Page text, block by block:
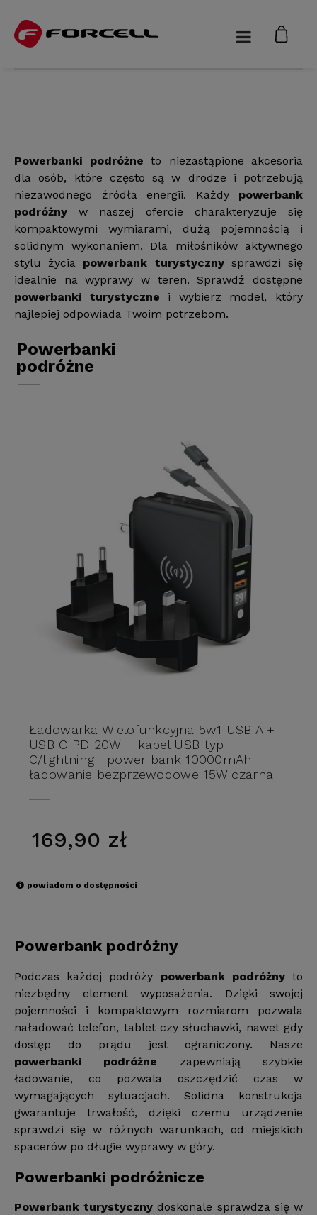
Powerbanki podróżne to niezastąpione akcesoria
dla osób, które często są w drodze i potrzebują
niezawodnego źródła energii. Każdy powerbank
podróżny w naszej ofercie charakteryzuje się
kompaktowymi wymiarami, dużą pojemnością i
solidnym wykonaniem. Dla miłośników aktywnego
stylu życia powerbank turystyczny sprawdzi się
idealnie na wyprawy w teren. Sprawdź dostępne
powerbanki turystyczne i wybierz model, który
najlepiej odpowiada Twoim potrzebom.
Powerbanki
podróżne
Ładowarka Wielofunkcyjna 5w1 USB A +
USB C PD 20W + kabel USB typ
C/lightning+ power bank 10000mAh +
ładowanie bezprzewodowe 15W czarna
169,90 zł
powiadom o dostępności
Powerbank podróżny
Podczas każdej podróży powerbank podróżnyto
niezbędny element wyposażenia. Dzięki swojej
pojemności i kompaktowym rozmiarom pozwala
naładować telefon, tablet czy słuchawki, nawet gdy
dostęp do prądu jest ograniczony. Nasze
powerbanki podróżne zapewniają szybkie
ładowanie, co pozwala oszczędzić czas w
wymagających sytuacjach. Solidna konstrukcja
gwarantuje trwałość, dzięki czemu urządzenie
sprawdzi się w różnych warunkach, od miejskich
spacerów po długie wyprawy w góry.
Powerbanki podróżnicze
Powerbank turystyczny doskonale sprawdza się w